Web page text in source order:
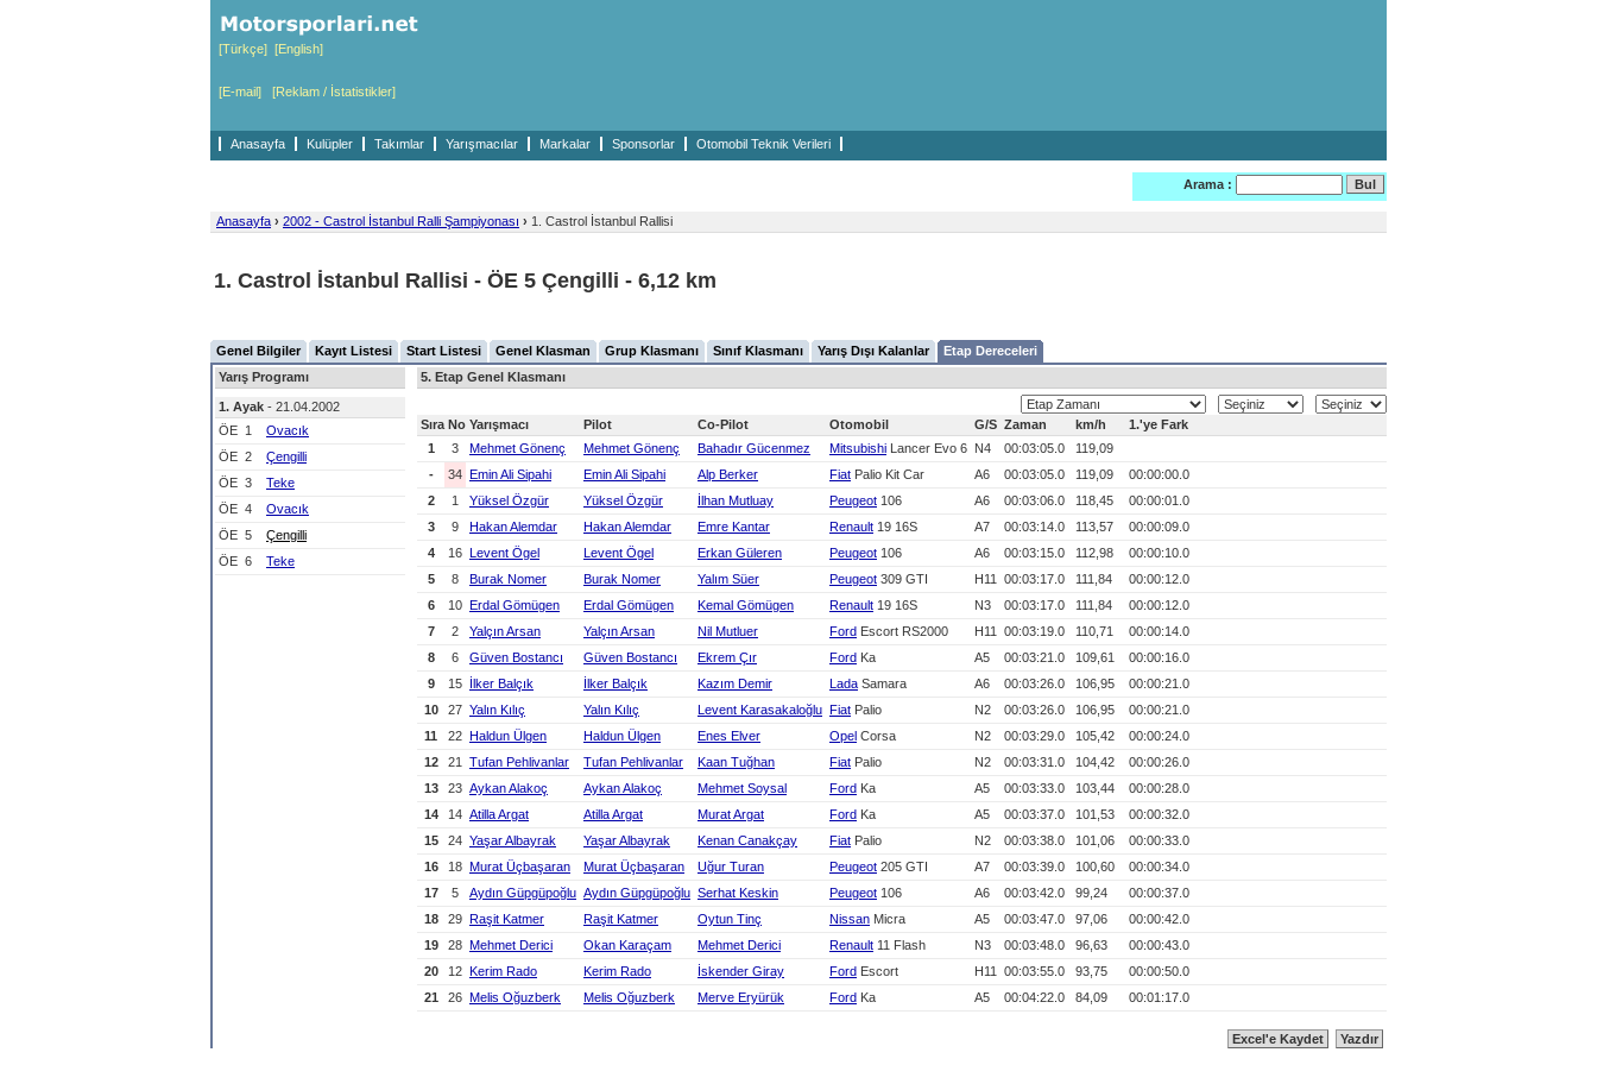
[Türkçe] [English]
[E-mail] [Reklam / İstatistikler]
Anasayfa Kulüpler Takımlar Yarışmacılar Markalar Sponsorlar Otomobil Teknik Verileri
Arama :
Anasayfa › 2002 - Castrol İstanbul Ralli Şampiyonası › 1. Castrol İstanbul Rallisi
1. Castrol İstanbul Rallisi - ÖE 5 Çengilli - 6,12 km
Genel Bilgiler Kayıt Listesi Start Listesi Genel Klasman Grup Klasmanı Sınıf Klasmanı Yarış Dışı Kalanlar
Etap Dereceleri
Yarış Programı
1. Ayak - 21.04.2002
ÖE 1
Ovacık
ÖE 2
Çengilli
ÖE 3
Teke
ÖE 4
Ovacık
ÖE 5
Çengilli
ÖE 6 Teke
5. Etap Genel Klasmanı
Sıra No Yarışmacı Pilot Co-Pilot Otomobil G/S Zaman km/h
1.'ye Fark
1
3 Mehmet Gönenç Mehmet Gönenç Bahadır Gücenmez Mitsubishi Lancer Evo 6 N4 00:03:05.0
119,09
-
34 Emin Ali Sipahi Emin Ali Sipahi Alp Berker Fiat Palio Kit Car A6 00:03:05.0 119,09
00:00:00.0
2
1 Yüksel Özgür Yüksel Özgür İlhan Mutluay Peugeot 106 A6 00:03:06.0 118,45
00:00:01.0
3
9 Hakan Alemdar Hakan Alemdar Emre Kantar Renault 19 16S A7 00:03:14.0 113,57
00:00:09.0
4
16 Levent Ögel Levent Ögel Erkan Güleren Peugeot 106 A6 00:03:15.0 112,98
00:00:10.0
5
8 Burak Nomer Burak Nomer Yalım Süer Peugeot 309 GTI H11 00:03:17.0 111,84
00:00:12.0
6
10 Erdal Gömügen Erdal Gömügen Kemal Gömügen Renault 19 16S N3 00:03:17.0 111,84
00:00:12.0
7
2 Yalçın Arsan Yalçın Arsan Nil Mutluer Ford Escort RS2000 H11 00:03:19.0 110,71
00:00:14.0
8
6 Güven Bostancı Güven Bostancı Ekrem Çır Ford Ka A5 00:03:21.0 109,61
00:00:16.0
9
15 İlker Balçık İlker Balçık Kazım Demir Lada Samara A6 00:03:26.0 106,95
00:00:21.0
10
27 Yalın Kılıç Yalın Kılıç Levent Karasakaloğlu Fiat Palio N2 00:03:26.0 106,95
00:00:21.0
11
22 Haldun Ülgen Haldun Ülgen Enes Elver Opel Corsa N2 00:03:29.0 105,42
00:00:24.0
12
21 Tufan Pehlivanlar Tufan Pehlivanlar Kaan Tuğhan Fiat Palio N2 00:03:31.0 104,42
00:00:26.0
13
23 Aykan Alakoç Aykan Alakoç Mehmet Soysal Ford Ka A5 00:03:33.0 103,44
00:00:28.0
14
14 Atilla Argat Atilla Argat Murat Argat Ford Ka A5 00:03:37.0 101,53
00:00:32.0
15
24 Yaşar Albayrak Yaşar Albayrak Kenan Canakçay Fiat Palio N2 00:03:38.0 101,06
00:00:33.0
16
18 Murat Üçbaşaran Murat Üçbaşaran Uğur Turan Peugeot 205 GTI A7 00:03:39.0 100,60
00:00:34.0
17
5 Aydın Güpgüpoğlu Aydın Güpgüpoğlu Serhat Keskin Peugeot 106 A6 00:03:42.0 99,24
00:00:37.0
18
29 Raşit Katmer Raşit Katmer Oytun Tinç Nissan Micra A5 00:03:47.0 97,06
00:00:42.0
19
28 Mehmet Derici Okan Karaçam Mehmet Derici Renault 11 Flash N3 00:03:48.0 96,63
00:00:43.0
20
12 Kerim Rado Kerim Rado İskender Giray Ford Escort H11 00:03:55.0 93,75
00:00:50.0
21
26 Melis Oğuzberk Melis Oğuzberk Merve Eryürük Ford Ka A5 00:04:22.0 84,09 00:01:17.0